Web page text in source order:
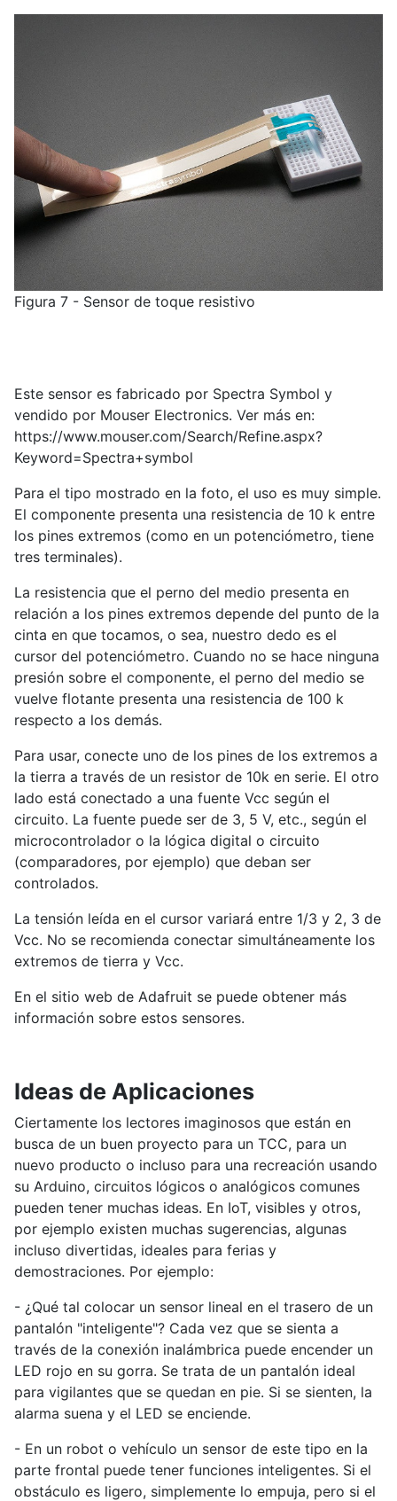
Figura 7 - Sensor de toque resistivo
Este sensor es fabricado por Spectra Symbol y
vendido por Mouser Electronics. Ver más en:
https://www.mouser.com/Search/Refine.aspx?
Keyword=Spectra+symbol
Para el tipo mostrado en la foto, el uso es muy simple.
El componente presenta una resistencia de 10 k entre
los pines extremos (como en un potenciómetro, tiene
tres terminales).
La resistencia que el perno del medio presenta en
relación a los pines extremos depende del punto de la
cinta en que tocamos, o sea, nuestro dedo es el
cursor del potenciómetro. Cuando no se hace ninguna
presión sobre el componente, el perno del medio se
vuelve flotante presenta una resistencia de 100 k
respecto a los demás.
Para usar, conecte uno de los pines de los extremos a
la tierra a través de un resistor de 10k en serie. El otro
lado está conectado a una fuente Vcc según el
circuito. La fuente puede ser de 3, 5 V, etc., según el
microcontrolador o la lógica digital o circuito
(comparadores, por ejemplo) que deban ser
controlados.
La tensión leída en el cursor variará entre 1/3 y 2, 3 de
Vcc. No se recomienda conectar simultáneamente los
extremos de tierra y Vcc.
En el sitio web de Adafruit se puede obtener más
información sobre estos sensores.
Ideas de Aplicaciones
Ciertamente los lectores imaginosos que están en
busca de un buen proyecto para un TCC, para un
nuevo producto o incluso para una recreación usando
su Arduino, circuitos lógicos o analógicos comunes
pueden tener muchas ideas. En IoT, visibles y otros,
por ejemplo existen muchas sugerencias, algunas
incluso divertidas, ideales para ferias y
demostraciones. Por ejemplo:
- ¿Qué tal colocar un sensor lineal en el trasero de un
pantalón "inteligente"? Cada vez que se sienta a
través de la conexión inalámbrica puede encender un
LED rojo en su gorra. Se trata de un pantalón ideal
para vigilantes que se quedan en pie. Si se sienten, la
alarma suena y el LED se enciende.
- En un robot o vehículo un sensor de este tipo en la
parte frontal puede tener funciones inteligentes. Si el
obstáculo es ligero, simplemente lo empuja, pero si el